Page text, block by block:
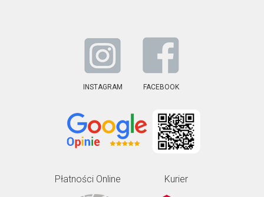
INSTAGRAM FACEBOOK
Płatności Online Kurier